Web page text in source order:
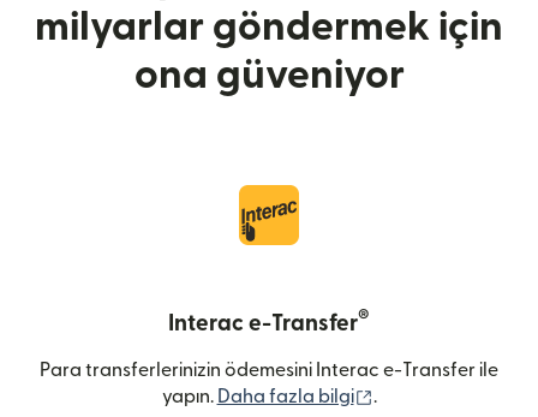
milyarlar göndermek için
ona güveniyor
Interac e-Transfer®
Para transferlerinizin ödemesini Interac e-Transfer ile
yapın. Daha fazla bilgi .